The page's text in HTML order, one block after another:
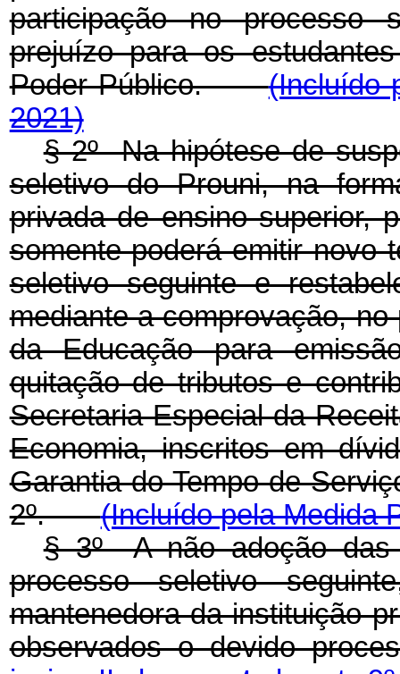
participação no processo
prejuízo para os
Poder Público.(Incluído
2021)
§ 2º Na hipótese de
seletivo do Prouni, na
privada de ensino superior,
somente poderá emitir novo
seletivo seguinte e
mediante a comprovação,
da Educação para
quitação de tributos e
Secretaria Especial da
Economia, inscritos em
Garantia do Tempo de
2º.(Incluído pela Medida
§ 3º A não adoção
processo seletivo
mantenedora da instituição
observados o devido